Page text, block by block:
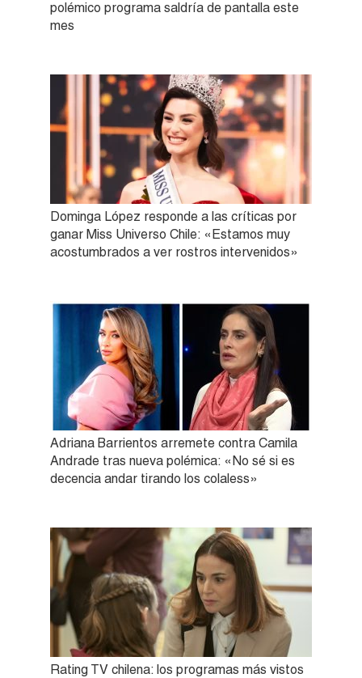
polémico programa saldría de pantalla este
mes
Dominga López responde a las críticas por
ganar Miss Universo Chile: «Estamos muy
acostumbrados a ver rostros intervenidos»
Adriana Barrientos arremete contra Camila
Andrade tras nueva polémica: «No sé si es
decencia andar tirando los colaless»
Rating TV chilena: los programas más vistos